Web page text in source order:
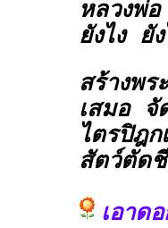
หลวงพ่
ยังไง ยั
สร้างพ
เสมอ จั
ไตรปิฎ
สัตว์ตัด
เอาด